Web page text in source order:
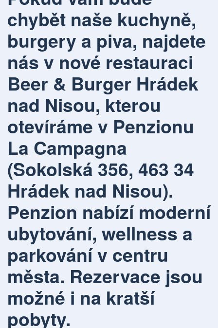
chybět naše kuchyně,
burgery a piva, najdete
nás v nové restauraci
Beer & Burger Hrádek
nad Nisou, kterou
otevíráme v Penzionu
La Campagna
(Sokolská 356, 463 34
Hrádek nad Nisou).
Penzion nabízí moderní
ubytování, wellness a
parkování v centru
města. Rezervace jsou
možné i na kratší
pobyty.